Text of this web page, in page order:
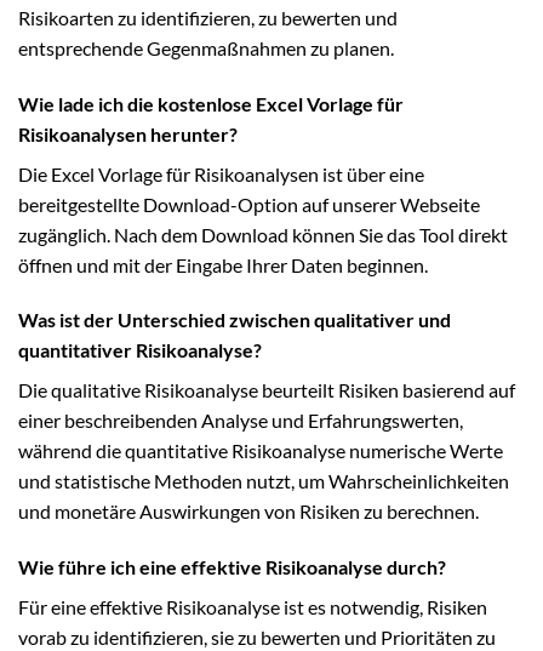
Risikoarten zu identifizieren, zu bewerten und
entsprechende Gegenmaßnahmen zu planen.
Wie lade ich die kostenlose Excel Vorlage für
Risikoanalysen herunter?
Die Excel Vorlage für Risikoanalysen ist über eine
bereitgestellte Download-Option auf unserer Webseite
zugänglich. Nach dem Download können Sie das Tool direkt
öffnen und mit der Eingabe Ihrer Daten beginnen.
Was ist der Unterschied zwischen qualitativer und
quantitativer Risikoanalyse?
Die qualitative Risikoanalyse beurteilt Risiken basierend auf
einer beschreibenden Analyse und Erfahrungswerten,
während die quantitative Risikoanalyse numerische Werte
und statistische Methoden nutzt, um Wahrscheinlichkeiten
und monetäre Auswirkungen von Risiken zu berechnen.
Wie führe ich eine effektive Risikoanalyse durch?
Für eine effektive Risikoanalyse ist es notwendig, Risiken
vorab zu identifizieren, sie zu bewerten und Prioritäten zu